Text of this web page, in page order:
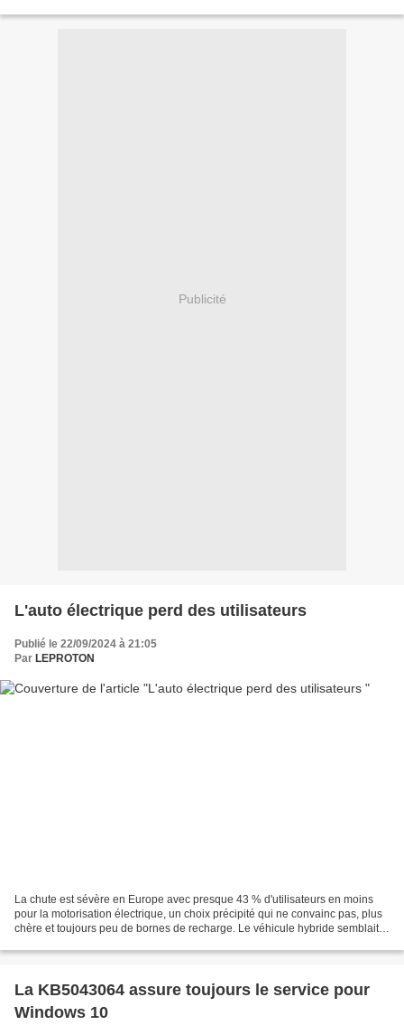
Publicité
L'auto électrique perd des utilisateurs
Publié le 22/09/2024 à 21:05
Par LEPROTON
La chute est sévère en Europe avec presque 43 % d'utilisateurs en moins
pour la motorisation électrique, un choix précipité qui ne convainc pas, plus
chère et toujours peu de bornes de recharge. Le véhicule hybride semblait
La KB5043064 assure toujours le service pour
Windows 10